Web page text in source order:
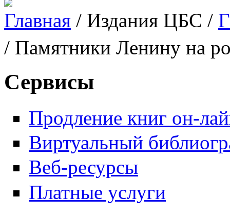
Вы здесь
Главная / Издания ЦБС /
/ Памятники Ленину на
Сервисы
Продление книг он-
Виртуальный
Веб-ресурсы
Платные услуги